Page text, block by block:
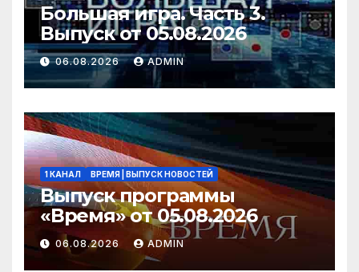
Большая игра. Часть 3.
Выпуск от 05.08.2026
06.08.2026 ADMIN
1 КАНАЛ ВРЕМЯ | ВЫПУСК НОВОСТЕЙ
Выпуск программы
«Время» от 05.08.2026
06.08.2026 ADMIN